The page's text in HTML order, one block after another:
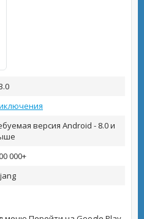
версия Android - 8.0 и
000+